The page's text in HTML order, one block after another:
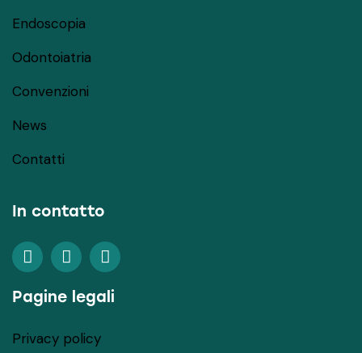
Endoscopia
Odontoiatria
Convenzioni
News
Contatti
In contatto
Pagine legali
Privacy policy